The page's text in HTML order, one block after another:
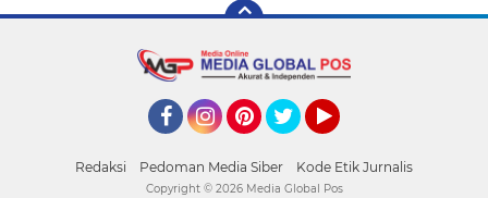
Redaksi Pedoman Media Siber Kode Etik Jurnalis
Copyright © 2026 Media Global Pos